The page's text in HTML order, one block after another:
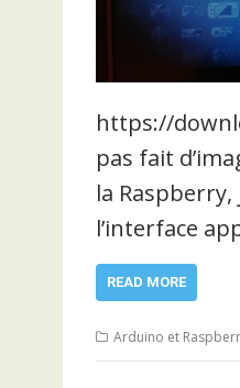
https://
pas fait
la
l’interface
READ MORE
Arduino et